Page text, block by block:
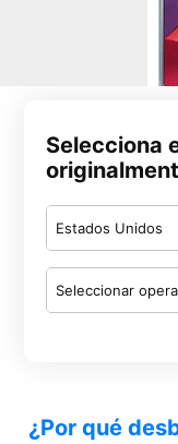
Selecciona
Estados Unidos
Seleccionar
¿Por qué